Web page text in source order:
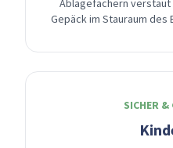
Ablagefächern
Gepäck im Stauraum
SICHER &